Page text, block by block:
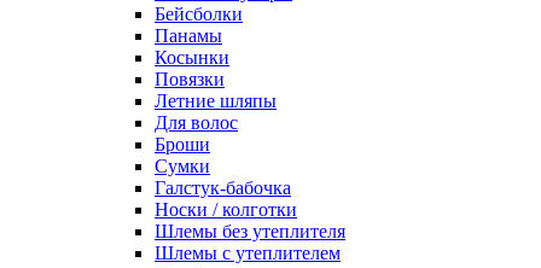
Бейсболки
Панамы
Косынки
Повязки
Летние шляпы
Для волос
Броши
Сумки
Галстук-бабочка
Носки / колготки
Шлемы без утеплителя
Шлемы с утеплителем